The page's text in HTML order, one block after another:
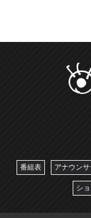
番組表 アナウン
シ